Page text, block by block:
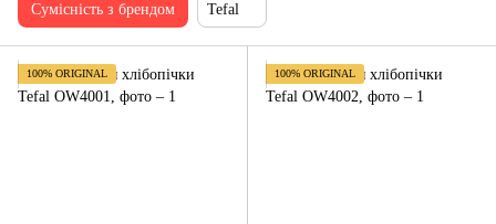
Сумісність з брендом Tefal
100% ORIGINAL 100% ORIGINAL